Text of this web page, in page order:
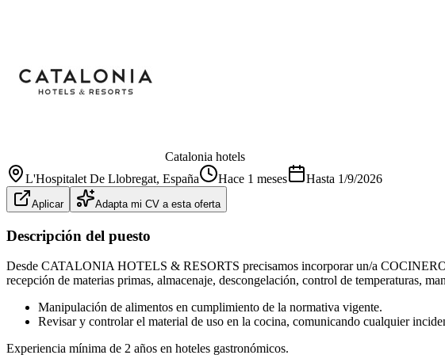
Catalonia hotels
L'Hospitalet De Llobregat, España Hace 1 meses Hasta 1/9/2026
Aplicar Adapta mi CV a esta oferta
Descripción del puesto
Desde CATALONIA HOTELS & RESORTS precisamos incorporar un/a
recepción de materias primas, almacenaje, descongelación, control de temperaturas,
Manipulación de alimentos en cumplimiento de la normativa vigente.
Revisar y controlar el material de uso en la cocina, comunicando cualquier
Experiencia mínima de 2 años en hoteles gastronómicos.